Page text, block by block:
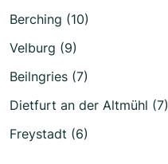
Berching (10)
Velburg (9)
Beilngries (7)
Dietfurt an der Altmühl (7)
Freystadt (6)